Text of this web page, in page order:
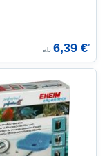
ab 6,39 €*